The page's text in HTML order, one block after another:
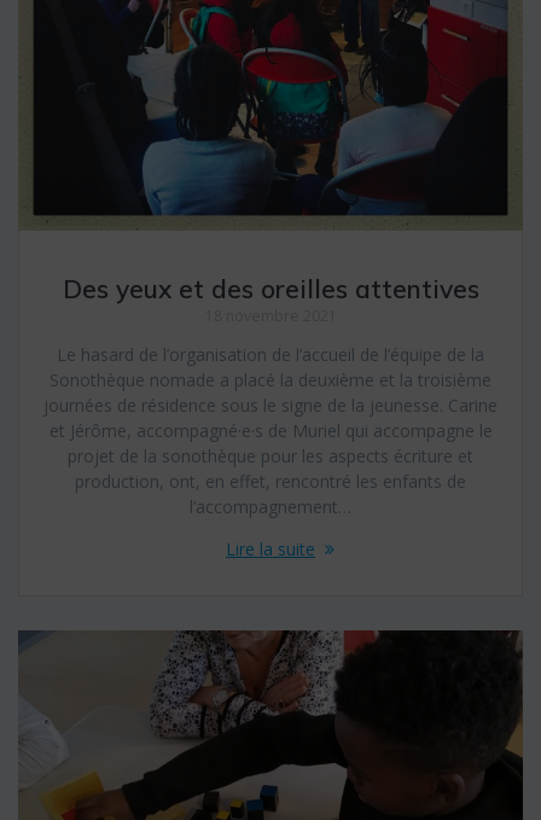
Des yeux et des oreilles attentives
Le hasard de l’organisation de l’accueil de l’équipe de la
Sonothèque nomade a placé la deuxième et la troisième
journées de résidence sous le signe de la jeunesse. Carine
et Jérôme, accompagné·e·s de Muriel qui accompagne le
projet de la sonothèque pour les aspects écriture et
production, ont, en effet, rencontré les enfants de
l’accompagnement…
Lire la suite